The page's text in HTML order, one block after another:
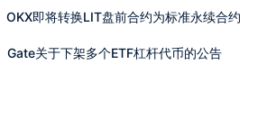
OKX即将转换LIT盘前合约为标准永续合约
Gate关于下架多个ETF杠杆代币的公告